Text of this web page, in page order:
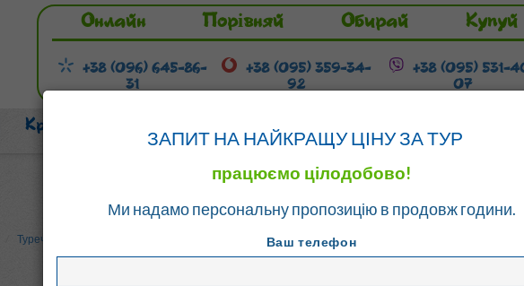
Онлайн Порівняй Обирай Купуй
+38 (096) 645-86-
31
+38 (095) 359-34-
92
+38 (095) 531-
07
Країни
Туреччина
ЗАПИТ НА НАЙКРАЩУ ЦІНУ ЗА ТУР
працюємо цілодобово!
Ми надамо персональну пропозицію в продовж години.
Ваш телефон